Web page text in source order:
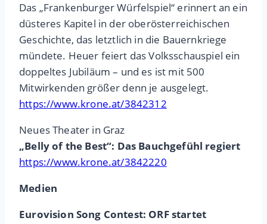
Das „Frankenburger Würfelspiel“ erinnert an ein
düsteres Kapitel in der oberösterreichischen
Geschichte, das letztlich in die Bauernkriege
mündete. Heuer feiert das Volksschauspiel ein
doppeltes Jubiläum – und es ist mit 500
Mitwirkenden größer denn je ausgelegt.
https://www.krone.at/3842312
Neues Theater in Graz
„Belly of the Best“: Das Bauchgefühl regiert
https://www.krone.at/3842220
Medien
Eurovision Song Contest: ORF startet